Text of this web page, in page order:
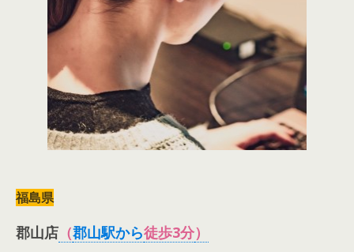
福島県
郡山店 （郡山駅から徒歩3分）